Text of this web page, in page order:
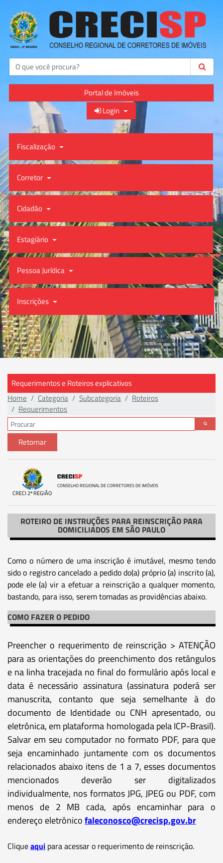
Buscar
Portal de Imóveis
Login
Fiscalização
Corretor
Cidadão
Estagiário
Pessoa Jurídica
Inscrições
Requerimentos e Roteiros explicativos
Home
Categoria Subcategoria
Roteiros
Requerimentos
Retornar
CRECI 2ª REGIÃO
CONSELHO REGIONAL DE CORRETORES DE IMÓVEIS
ROTEIRO DE INSTRUÇÕES PARA REINSCRIÇÃO PARA
DOMICILIADOS EM SÃO PAULO
Como o número de uma inscrição é imutável, mesmo tendo
sido o registro cancelado a pedido do(a) próprio (a) inscrito (a),
pode ele (a) vir a efetuar a reinscrição a qualquer momento,
bastando, para isso, serem tomadas as providências abaixo.
COMO FAZER O PEDIDO
Preencher o requerimento de reinscrição > ATENÇÃO
para as orientações do preenchimento dos retângulos
e na linha tracejada no final do formulário após local e
data é necessário assinatura (assinatura poderá ser
manuscrita, contanto que seja semelhante à do
documento de Identidade ou CNH apresentado, ou
eletrônica, em plataforma homologada pela ICP-Brasil).
Salvar em seu computador no formato PDF, para que
seja encaminhado juntamente com os documentos
relacionados abaixo itens de 1 a 7, esses documentos
mencionados deverão ser digitalizados
individualmente, nos formatos JPG, JPEG ou PDF, com
menos de 2 MB cada, após encaminhar para o
endereço eletrônicofaleconosco@crecisp.gov.br
Cliqueaqui para acessar o requerimento de reinscrição.